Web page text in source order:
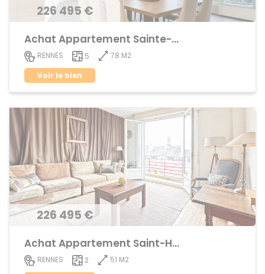
226 495 €
Achat Appartement Sainte-Thérèse
RENNES 5
78 M2
Voir le bien
226 495 €
Achat Appartement Saint-Helier
RENNES 2
51 M2